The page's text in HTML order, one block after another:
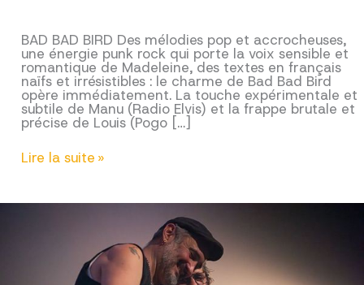
BAD BAD BIRD Des mélodies pop et accrocheuses,
une énergie punk rock qui porte la voix sensible et
romantique de Madeleine, des textes en français
naïfs et irrésistibles : le charme de Bad Bad Bird
opère immédiatement. La touche expérimentale et
subtile de Manu (Radio Elvis) et la frappe brutale et
précise de Louis (Pogo […]
BAD
Lire la suite »